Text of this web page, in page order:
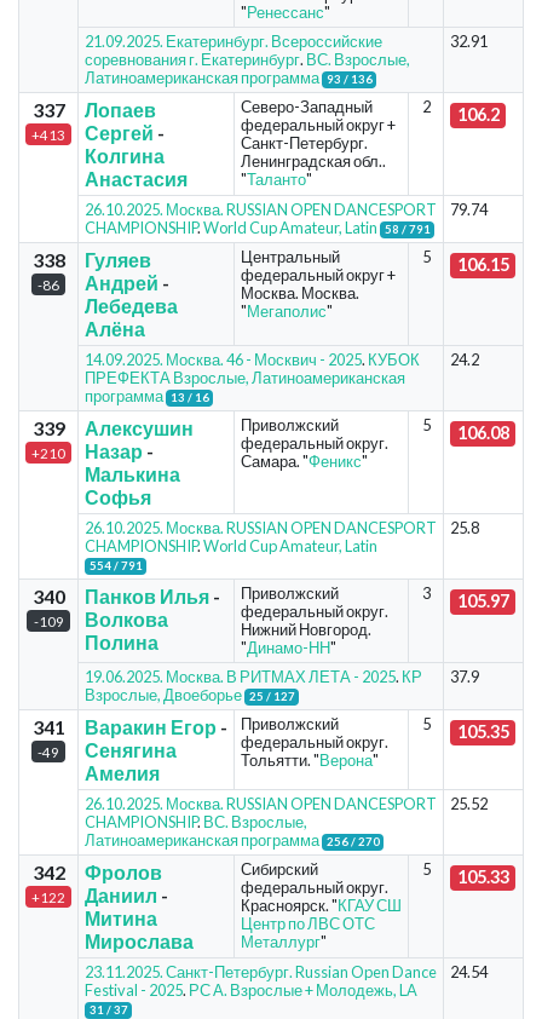
"Ренессанс"
21.09.2025. Екатеринбург. Всероссийские
соревнования г. Екатеринбург. ВС. Взрослые,
Латиноамериканская программа 93 / 136
32.91
337
+413
Лопаев
Сергей -
Колгина
Анастасия
Северо-Западный
федеральный округ +
Санкт-Петербург.
Ленинградская обл..
"Таланто"
2 106.2
26.10.2025. Москва. RUSSIAN OPEN DANCESPORT
CHAMPIONSHIP.World Cup Amateur, Latin 58 / 791
79.74
338
-86
Гуляев
Андрей -
Лебедева
Алёна
Центральный
федеральный округ +
Москва. Москва.
"Мегаполис"
5 106.15
14.09.2025. Москва. 46 - Москвич - 2025. КУБОК
ПРЕФЕКТА Взрослые, Латиноамериканская
программа
13 / 16
24.2
339
+210
Алексушин
Назар -
Малькина
Софья
Приволжский
федеральный округ.
Самара. "Феникс"
5 106.08
26.10.2025. Москва. RUSSIAN OPEN DANCESPORT
CHAMPIONSHIP.World Cup Amateur, Latin
554 / 791
25.8
340
-109
Панков Илья-
Волкова
Полина
Приволжский
федеральный округ.
Нижний Новгород.
"Динамо-НН"
3 105.97
19.06.2025. Москва. В РИТМАХ ЛЕТА - 2025. КР
Взрослые, Двоеборье 25 / 127
37.9
341
-49
Варакин Егор -
Сенягина
Амелия
Приволжский
федеральный округ.
Тольятти. "Верона"
5 105.35
26.10.2025. Москва. RUSSIAN OPEN DANCESPORT
CHAMPIONSHIP. ВС. Взрослые,
Латиноамериканская программа 256 / 270
25.52
342
+122
Фролов
Даниил -
Митина
Мирослава
Сибирский
федеральный округ.
Красноярск. "КГАУ СШ
Центр по ЛВС ОТС
Металлург"
5 105.33
23.11.2025. Санкт-Петербург. Russian Open Dance
Festival - 2025. РС А. Взрослые + Молодежь, LA
31 / 37
24.54